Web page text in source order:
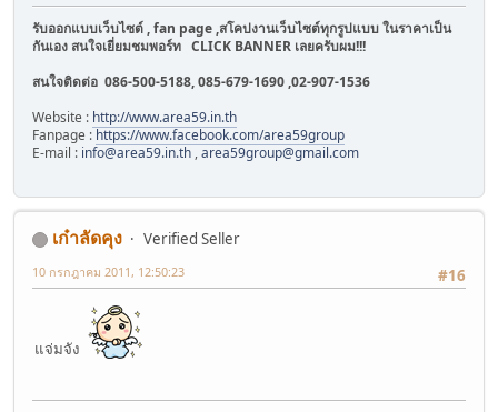
รับออกแบบเว็บไซต์ , fan page ,สโคปงานเว็บไซต์ทุกรูปแบบ ในราคาเป็น
กันเอง สนใจเยี่ยมชมพอร์ท CLICK BANNER เลยครับผม!!!
สนใจติดต่อ 086-500-5188, 085-679-1690 ,02-907-1536
Website : http://www.area59.in.th
Fanpage : https://www.facebook.com/area59group
E-mail : info@area59.in.th ,area59group@gmail.com
เก๋าลัดคุง
Verified Seller
#16
10 กรกฎาคม 2011, 12:50:23
แจ่มจัง